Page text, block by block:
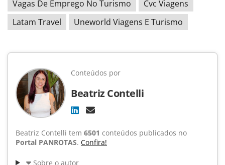
Vagas De Emprego No Turismo
Cvc Viagens
Latam Travel
Uneworld Viagens E Turismo
Conteúdos por
Beatriz Contelli
Beatriz Contelli tem 6501 conteúdos publicados no
Portal PANROTAS. Confira!
Sobre o autor